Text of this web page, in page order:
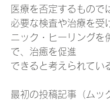
医療を否定するもので
必要な検査や治療を受
ニック・ヒーリングを
で、治癒を促進
できると考えられてい
最初の投稿記事（ムッ